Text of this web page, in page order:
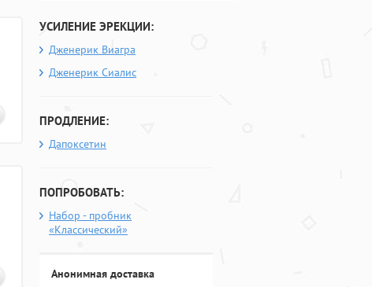
УСИЛЕНИЕ ЭРЕКЦИИ:
Дженерик Виагра
Дженерик Сиалис
ПРОДЛЕНИЕ:
Дапоксетин
ПОПРОБОВАТЬ:
Набор - пробник
«Классический»
Анонимная доставка